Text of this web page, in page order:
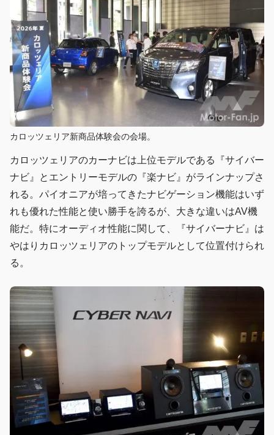
カロッツェリア新商品体験会の会場。
カロッツェリアのカーナビは上位モデルである『サイバー
ナビ』とエントリーモデルの『楽ナビ』がラインナップさ
れる。パイオニアが培ってきたナビゲーション機能はいず
れも優れた性能と使い勝手を誇るが、大きな違いはAV機
能だ。特にオーディオ性能に関して、『サイバーナビ』は
やはりカロッツェリアのトップモデルとして位置付けられ
る。